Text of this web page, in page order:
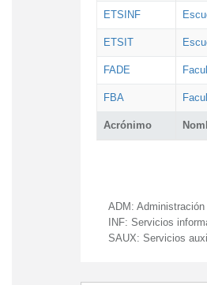
Acrónimo
ETSINF
ETSIT
FADE
FBA
ADM: Administración
INF: Servicios
SAUX: Servicios